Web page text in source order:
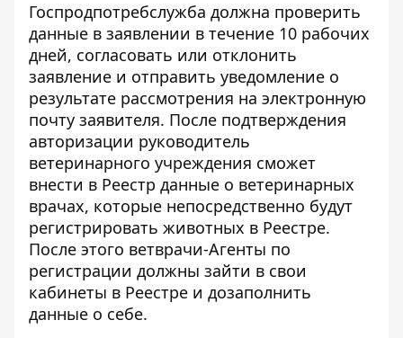
Госпродпотребслужба должна проверить
данные в заявлении в течение 10 рабочих
дней, согласовать или отклонить
заявление и отправить уведомление о
результате рассмотрения на электронную
почту заявителя. После подтверждения
авторизации руководитель
ветеринарного учреждения сможет
внести в Реестр данные о ветеринарных
врачах, которые непосредственно будут
регистрировать животных в Реестре.
После этого ветврачи-Агенты по
регистрации должны зайти в свои
кабинеты в Реестре и дозаполнить
данные о себе.